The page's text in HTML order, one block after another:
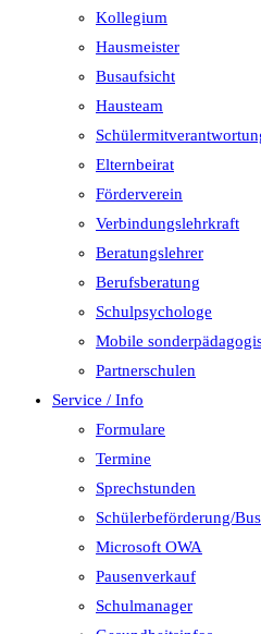
Kollegium
Hausmeister
Busaufsicht
Hausteam
Elternbeirat
Förderverein
Verbindungslehrkraft
Beratungslehrer
Berufsberatung
Schulpsychologe
Mobile
Partnerschulen
Service / Info
Formulare
Termine
Sprechstunden
Schülerbeförderung/Bus
Microsoft OWA
Pausenverkauf
Schulmanager